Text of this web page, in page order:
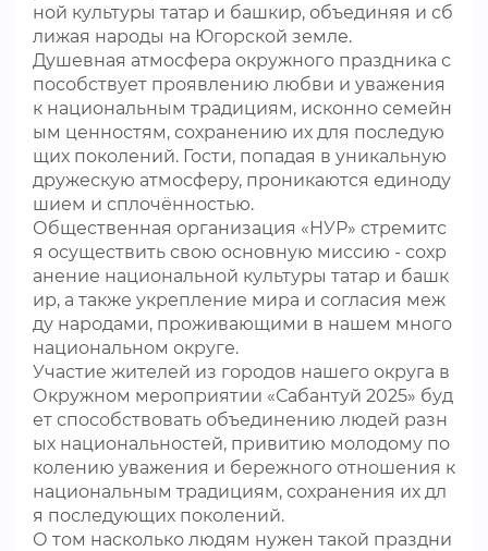
ной культуры татар и башкир, объединяя и сб
лижая народы на Югорской земле.
Душевная атмосфера окружного праздника с
пособствует проявлению любви и уважения
к национальным традициям, исконно семейн
ым ценностям, сохранению их для последую
щих поколений. Гости, попадая в уникальную
дружескую атмосферу, проникаются единоду
шием и сплочённостью.
Общественная организация «НУР» стремитс
я осуществить свою основную миссию - сохр
анение национальной культуры татар и башк
ир, а также укрепление мира и согласия меж
ду народами, проживающими в нашем много
национальном округе.
Участие жителей из городов нашего округа в
Окружном мероприятии «Сабантуй 2025» буд
ет способствовать объединению людей разн
ых национальностей, привитию молодому по
колению уважения и бережного отношения к
национальным традициям, сохранения их дл
я последующих поколений.
О том насколько людям нужен такой праздни